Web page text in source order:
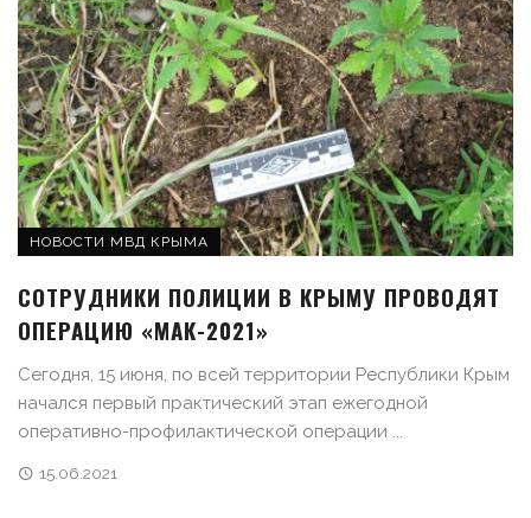
НОВОСТИ МВД КРЫМА
СОТРУДНИКИ ПОЛИЦИИ В КРЫМУ ПРОВОДЯТ
ОПЕРАЦИЮ «МАК-2021»
Сегодня, 15 июня, по всей территории Республики Крым
начался первый практический этап ежегодной
оперативно-профилактической операции ...
15.06.2021